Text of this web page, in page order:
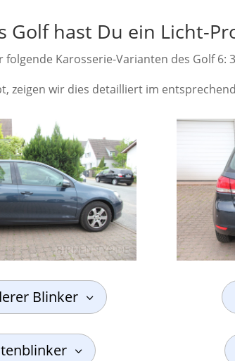
Golf hast Du ein Licht-
Karosserie-Varianten des Golf 6:
zeigen wir dies detailliert im
Blinker